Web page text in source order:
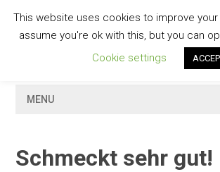
content
MENU
Schmeckt sehr gut!
This website uses cookies to improve
assume you're ok with this, but you can
Cookie settings